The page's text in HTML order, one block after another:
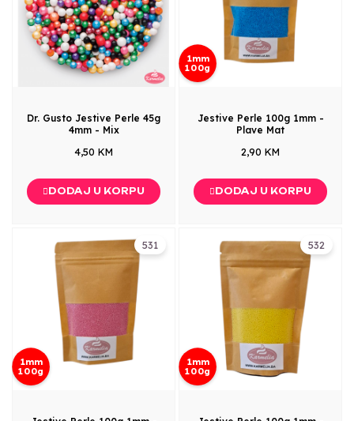
Dr. Gusto Jestive Perle 45g
4mm - Mix
4,50 KM
DODAJ U KORPU
1mm
100g
Jestive Perle 100g 1mm -
Plave Mat
2,90 KM
DODAJ U KORPU
531
1mm
100g
532
1mm
100g